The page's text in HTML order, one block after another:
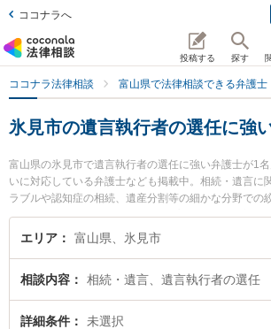
ココナラへ
投稿する 探す
ココナラ法律相談 富山県で法律相談できる弁護士
氷見市の遺言執行者の選任に強
富山県の氷見市で遺言執行者の選任に強い弁護士が1
いに対応している弁護士なども掲載中。相続・遺言に
ラブルや認知症の相続、遺産分割等の細かな分野での
です。特に氷見法律事務所の白木 謙一弁護士のプロ
用、強みなどが注目されています。『氷見市で土日や
行者の選任を法律相談できる氷見市内の弁護士に相談
りの相談者さんにおすすめです。
エリア 富山県、氷見市
相談内容 相続・遺言、遺言執行者の選任
詳細条件 未選択